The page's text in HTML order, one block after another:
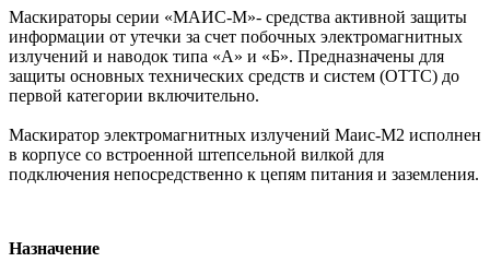
Маскираторы серии «МАИС-М»- средства активной защиты
информации от утечки за счет побочных электромагнитных
излучений и наводок типа «А» и «Б». Предназначены для
защиты основных технических средств и систем (ОТТС) до
первой категории включительно.
Маскиратор электромагнитных излучений Маис-М2 исполнен
в корпусе со встроенной штепсельной вилкой для
подключения непосредственно к цепям питания и заземления.
Назначение